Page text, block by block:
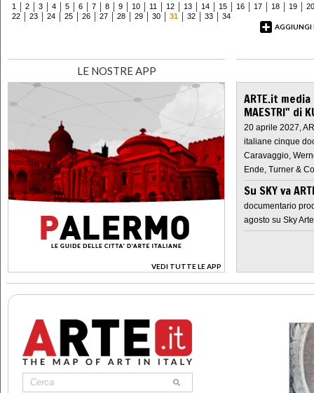
1 2 3 4 5 6 7 8 9 10 11 12 13 14 15 16 17 18 19
20
22
23 24 25 26 27 28 29 30 31 32 33
34
AGGIUNGI
LE NOSTRE APP
VEDI TUTTE LE APP
>
ARTE.it
MAESTRI" di
20 aprile 2027,
italiane cinque
Caravaggio,
Ende, Turner &
Su SKY va
documentario
agosto su Sky Arte